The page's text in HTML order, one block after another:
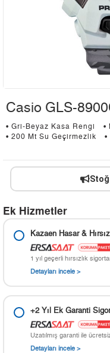
Casio GLS-
• Gri-Beyaz Kasa Rengi
•
• 200 Mt Su Geçirmezlik
•
Ek Hizmetler
Kazaen Hasar &
1 yıl geçerli hırsızlık
Detayları incele >
+2 Yıl Ek Garanti
Uzatılmış garanti ile
Detayları incele >